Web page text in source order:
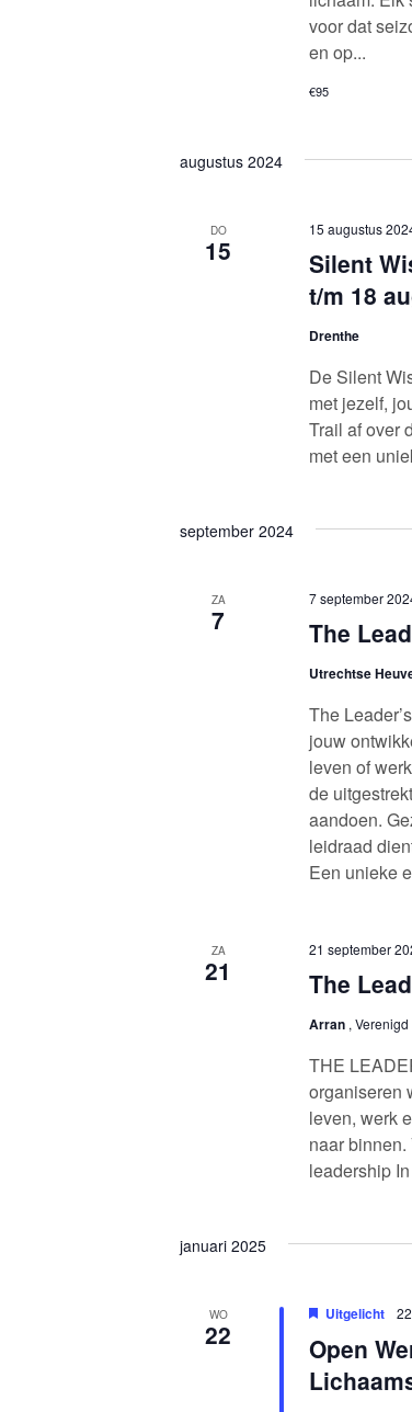
voor dat
en op...
€95
augustus 2024
DO
15
Silent
t/m 18
15 augustus
Drenthe
De Silent
met jezelf,
Trail af over
met een
september 2024
ZA
7 The
7 september
Utrechtse
The
jouw
leven of
de
aandoen.
leidraad
Een unieke
ZA
21 The
21 september
Arran ,
THE
organiseren
leven, werk
naar
leadership
januari 2025
WO
22
Open
Uitgelicht